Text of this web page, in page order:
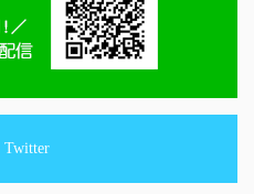
Twitter